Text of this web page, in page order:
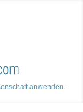
anwenden.